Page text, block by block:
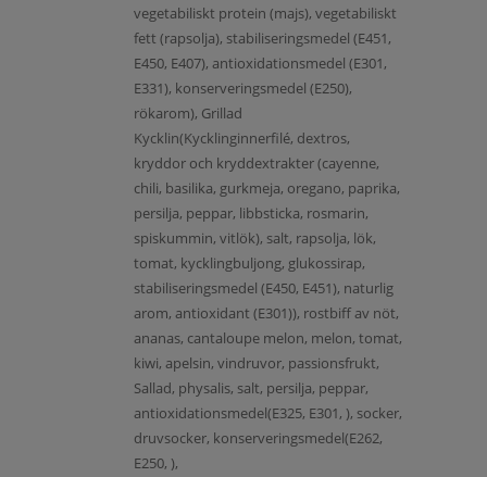
vegetabiliskt protein (majs), vegetabiliskt
fett (rapsolja), stabiliseringsmedel (E451,
E450, E407), antioxidationsmedel (E301,
E331), konserveringsmedel (E250),
rökarom), Grillad
Kycklin(Kycklinginnerfilé, dextros,
kryddor och kryddextrakter (cayenne,
chili, basilika, gurkmeja, oregano, paprika,
persilja, peppar, libbsticka, rosmarin,
spiskummin, vitlök), salt, rapsolja, lök,
tomat, kycklingbuljong, glukossirap,
stabiliseringsmedel (E450, E451), naturlig
arom, antioxidant (E301)), rostbiff av nöt,
ananas, cantaloupe melon, melon, tomat,
kiwi, apelsin, vindruvor, passionsfrukt,
Sallad, physalis, salt, persilja, peppar,
antioxidationsmedel(E325, E301, ), socker,
druvsocker, konserveringsmedel(E262,
E250, ),